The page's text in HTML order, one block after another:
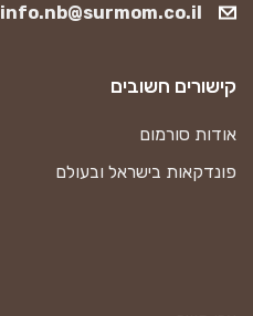
info.nb@surmom.co.il
קישורים חשובים
אודות סורמום
פונדקאות בישראל ובעולם